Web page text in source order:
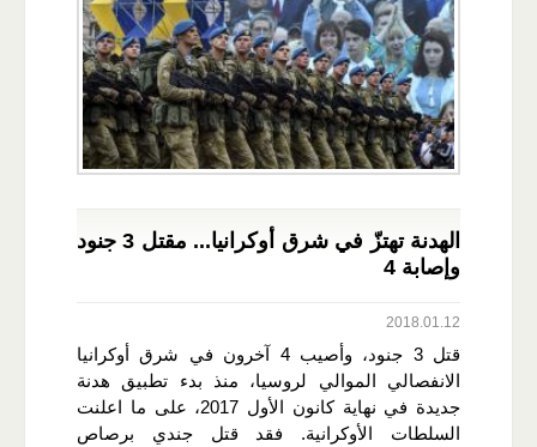
الهدنة تهتزّ في شرق أوكرانيا... مقتل 3 جنود
وإصابة 4
2018.01.12
قتل 3 جنود، وأصيب 4 آخرون في شرق أوكرانيا
الانفصالي الموالي لروسيا، منذ بدء تطبيق هدنة
جديدة في نهاية كانون الأول 2017، على ما اعلنت
السلطات الأوكرانية. فقد قتل جندي برصاص